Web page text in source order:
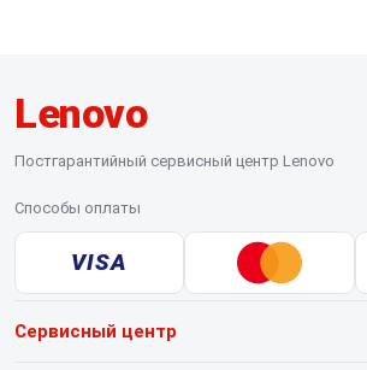
Lenovo
Постгарантийный сервисный центр Lenovo
Способы оплаты
VISA
Сервисный центр